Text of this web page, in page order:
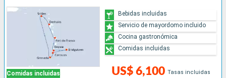
Comidas incluidas US$ 6,100 Tasas incluidas
Bebidas incluidas
Servicio de mayordomo incluido
Cocina gastronómica
Comidas incluidas